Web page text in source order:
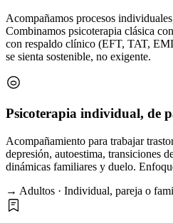
Acompañamos procesos
Combinamos psicoterapia clásica
con respaldo clínico (EFT, TAT,
se sienta sostenible, no exigente.
Psicoterapia individual, de
Acompañamiento para trabajar
depresión, autoestima, transiciones
dinámicas familiares y duelo.
→ Adultos · Individual, pareja o